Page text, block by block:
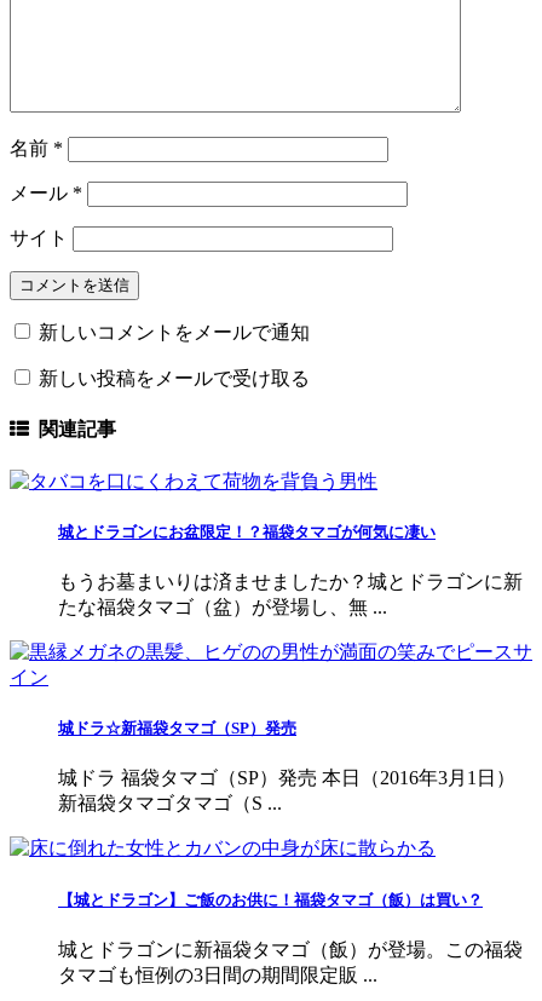
名前 *
メール *
サイト
新しいコメントをメールで通知
新しい投稿をメールで受け取る
関連記事
城とドラゴンにお盆限定！？福袋タマゴが何気に凄い
もうお墓まいりは済ませましたか？城とドラゴンに新
たな福袋タマゴ（盆）が登場し、無 ...
城ドラ☆新福袋タマゴ（SP）発売
城ドラ 福袋タマゴ（SP）発売 本日（2016年3月1日）
新福袋タマゴタマゴ（S ...
【城とドラゴン】ご飯のお供に！福袋タマゴ（飯）は買い？
城とドラゴンに新福袋タマゴ（飯）が登場。この福袋
タマゴも恒例の3日間の期間限定販 ...